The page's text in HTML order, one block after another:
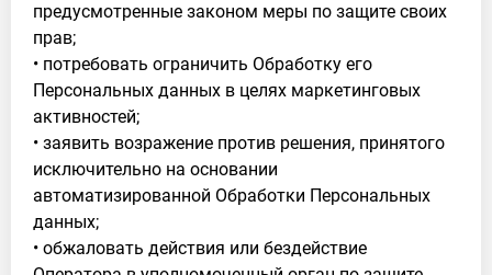
предусмотренные законом меры по защите своих
прав;
• потребовать ограничить Обработку его
Персональных данных в целях маркетинговых
активностей;
• заявить возражение против решения, принятого
исключительно на основании
автоматизированной Обработки Персональных
данных;
• обжаловать действия или бездействие